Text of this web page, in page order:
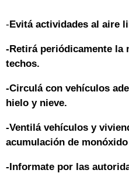
-Evitá actividades al aire
-Retirá periódicamente la
techos.
-Circulá con vehículos
hielo y nieve.
-Ventilá vehículos y
acumulación de
-Informate por las